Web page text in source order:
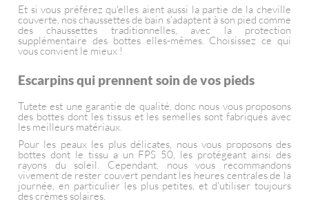
Et si vous préférez qu'elles aient aussi la partie de la cheville
couverte, nos chaussettes de bain s'adaptent à son pied comme
des chaussettes traditionnelles, avec la protection
supplémentaire des bottes elles-mêmes. Choisissez ce qui
vous convient le mieux !
Escarpins qui prennent soin de vos pieds
Tutete est une garantie de qualité, donc nous vous proposons
des bottes dont les tissus et les semelles sont fabriqués avec
les meilleurs matériaux.
Pour les peaux les plus délicates, nous vous proposons des
bottes dont le tissu a un FPS 50, les protégeant ainsi des
rayons du soleil. Cependant, nous vous recommandons
vivement de rester couvert pendant les heures centrales de la
journée, en particulier les plus petites, et d'utiliser toujours
des crèmes solaires.